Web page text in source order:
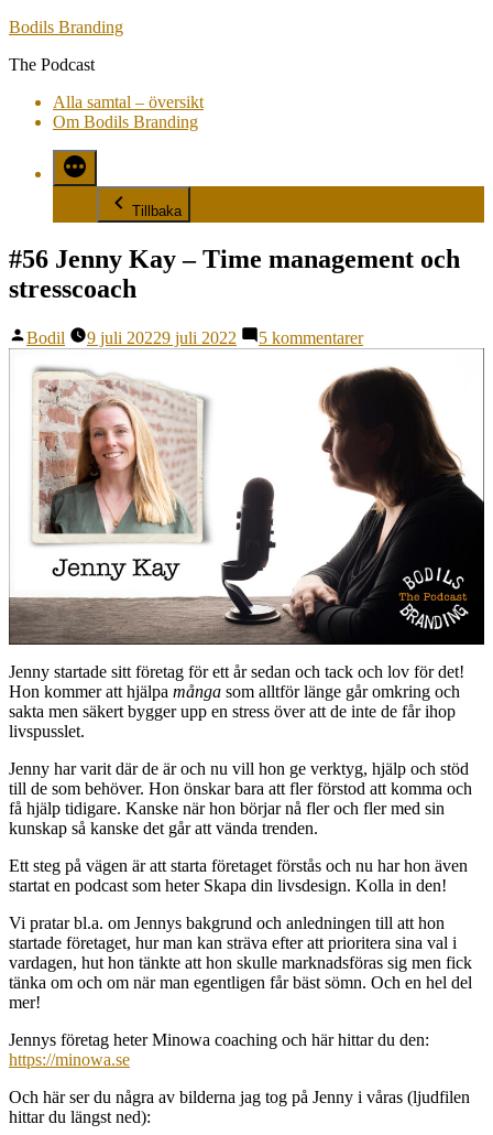
Hoppa
innehåll
Bodils Branding
The Podcast
Alla samtal – översikt
Om Bodils Branding
Tillbaka
#56 Jenny Kay – Time management och
stresscoach
Publicerat
av
Bodil 9 juli 20229 juli 2022 5 kommentarertill
#56
Jenny
management
och
stresscoach
Jenny startade sitt företag för ett år sedan och tack och lov för det!
Hon kommer att hjälpa många som alltför länge går omkring och
sakta men säkert bygger upp en stress över att de inte de får ihop
livspusslet.
Jenny har varit där de är och nu vill hon ge verktyg, hjälp och stöd
till de som behöver. Hon önskar bara att fler förstod att komma och
få hjälp tidigare. Kanske när hon börjar nå fler och fler med sin
kunskap så kanske det går att vända trenden.
Ett steg på vägen är att starta företaget förstås och nu har hon även
startat en podcast som heter Skapa din livsdesign. Kolla in den!
Vi pratar bl.a. om Jennys bakgrund och anledningen till att hon
startade företaget, hur man kan sträva efter att prioritera sina val i
vardagen, hut hon tänkte att hon skulle marknadsföras sig men fick
tänka om och om när man egentligen får bäst sömn. Och en hel del
mer!
Jennys företag heter Minowa coaching och här hittar du den:
https://minowa.se
Och här ser du några av bilderna jag tog på Jenny i våras (ljudfilen
hittar du längst ned):